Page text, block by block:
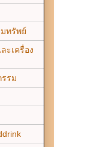
ทรัพย์
ะเครื่อง
รม